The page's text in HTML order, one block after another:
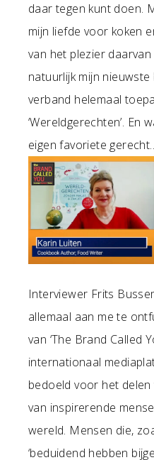
daar tegen kunt doen.
mijn liefde voor koken
van het plezier
natuurlijk mijn
verband helemaal
‘Wereldgerechten’. En
eigen favoriete
Interviewer Frits
allemaal aan me te
van ‘The Brand Called
internationaal
bedoeld voor het
van inspirerende
wereld. Mensen die,
‘beduidend hebben